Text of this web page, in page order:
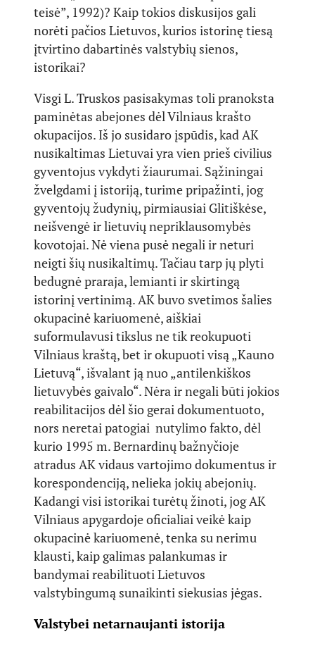
teisė”, 1992)? Kaip tokios diskusijos gali
norėti pačios Lietuvos, kurios istorinę tiesą
įtvirtino dabartinės valstybių sienos,
istorikai?
Visgi L. Truskos pasisakymas toli pranoksta
paminėtas abejones dėl Vilniaus krašto
okupacijos. Iš jo susidaro įspūdis, kad AK
nusikaltimas Lietuvai yra vien prieš civilius
gyventojus vykdyti žiaurumai. Sąžiningai
žvelgdami į istoriją, turime pripažinti, jog
gyventojų žudynių, pirmiausiai Glitiškėse,
neišvengė ir lietuvių nepriklausomybės
kovotojai. Nė viena pusė negali ir neturi
neigti šių nusikaltimų. Tačiau tarp jų plyti
bedugnė praraja, lemianti ir skirtingą
istorinį vertinimą. AK buvo svetimos šalies
okupacinė kariuomenė, aiškiai
suformulavusi tikslus ne tik reokupuoti
Vilniaus kraštą, bet ir okupuoti visą „Kauno
Lietuvą“, išvalant ją nuo „antilenkiškos
lietuvybės gaivalo“. Nėra ir negali būti jokios
reabilitacijos dėl šio gerai dokumentuoto,
nors neretai patogiai nutylimo fakto, dėl
kurio 1995 m. Bernardinų bažnyčioje
atradus AK vidaus vartojimo dokumentus ir
korespondenciją, nelieka jokių abejonių.
Kadangi visi istorikai turėtų žinoti, jog AK
Vilniaus apygardoje oficialiai veikė kaip
okupacinė kariuomenė, tenka su nerimu
klausti, kaip galimas palankumas ir
bandymai reabilituoti Lietuvos
valstybingumą sunaikinti siekusias jėgas.
Valstybei netarnaujanti istorija